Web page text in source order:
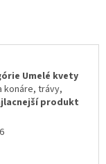
Umelé kvety
konáre, trávy,
produkt